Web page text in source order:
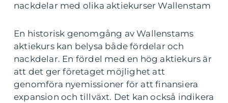
nackdelar med olika aktiekurser Wallenstam
En historisk genomgång av Wallenstams
aktiekurs kan belysa både fördelar och
nackdelar. En fördel med en hög aktiekurs är
att det ger företaget möjlighet att
genomföra nyemissioner för att finansiera
expansion och tillväxt. Det kan också indikera